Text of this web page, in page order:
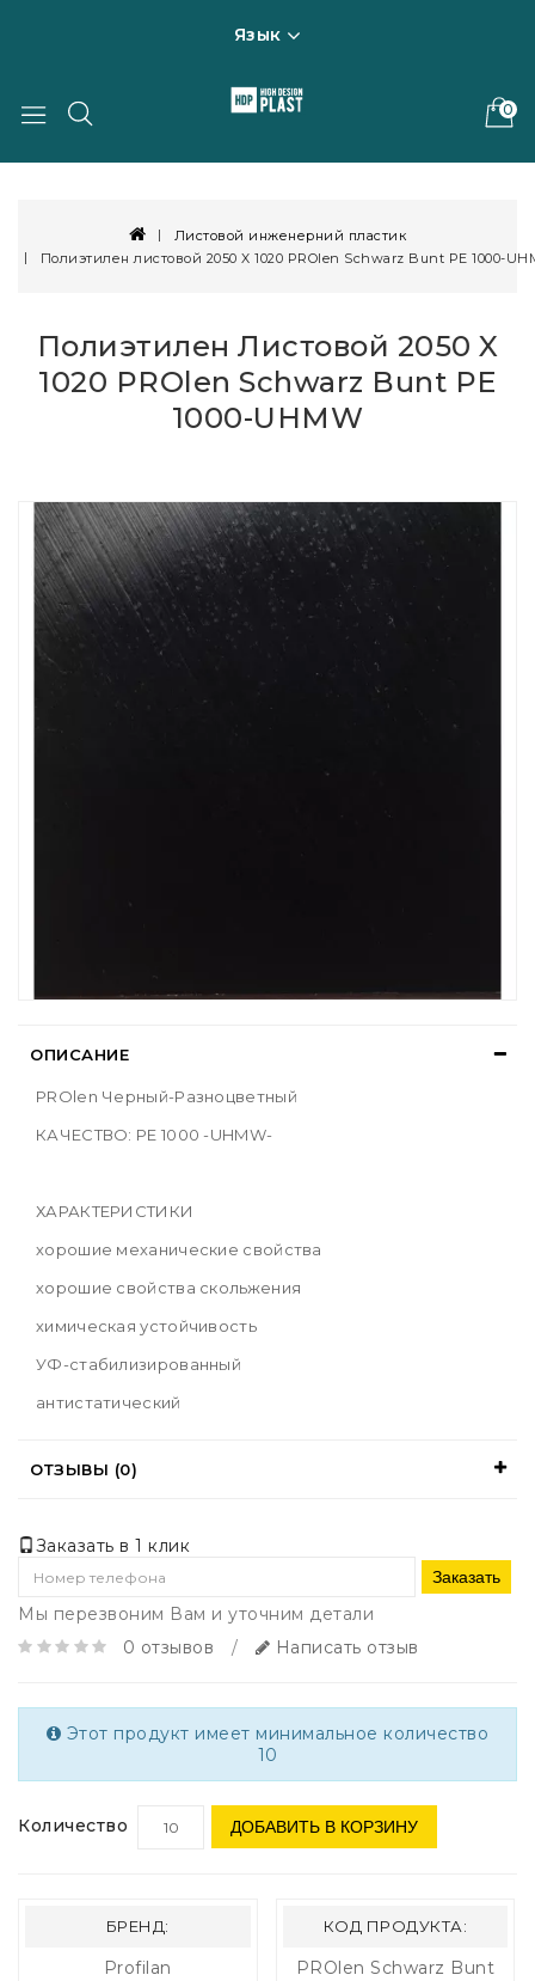
Язык
0
Листовой инженерний пластик
Полиэтилен листовой 2050 X 1020 PROlen Schwarz Bunt PE 1000-
Полиэтилен Листовой 2050 X
1020 PROlen Schwarz Bunt PE
1000-UHMW
ОПИСАНИЕ
PROlen Черный-Разноцветный
КАЧЕСТВО: PE 1000 -UHMW-
ХАРАКТЕРИСТИКИ
хорошие механические свойства
хорошие свойства скольжения
химическая устойчивость
УФ-стабилизированный
антистатический
ОТЗЫВЫ (0)
Заказать в 1 клик
Заказать
Мы перезвоним Вам и уточним детали
0 отзывов
/ Написать отзыв
Этот продукт имеет минимальное количество
10
Количество ДОБАВИТЬ В КОРЗИНУ
БРЕНД:
Profilan
КОД ПРОДУКТА:
PROlen Schwarz Bunt